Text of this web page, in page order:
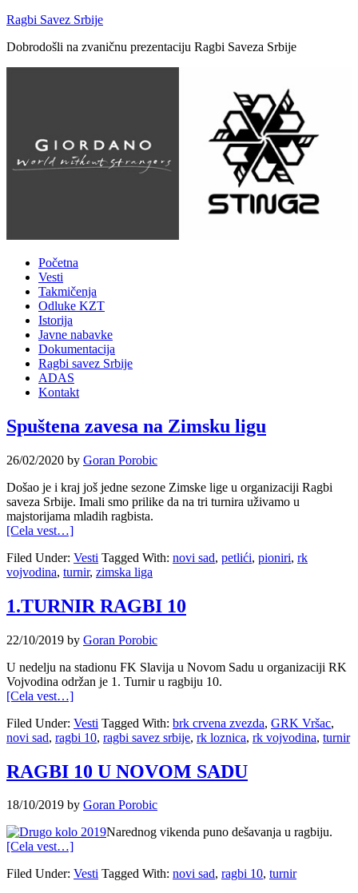
Ragbi Savez Srbije
Dobrodošli na zvaničnu prezentaciju Ragbi Saveza Srbije
Početna
Vesti
Takmičenja
Odluke KZT
Istorija
Javne nabavke
Dokumentacija
Ragbi savez Srbije
ADAS
Kontakt
Spuštena zavesa na Zimsku ligu
26/02/2020 by Goran Porobic
Došao je i kraj još jedne sezone Zimske lige u organizaciji Ragbi
saveza Srbije. Imali smo prilike da na tri turnira uživamo u
majstorijama mladih ragbista.
[Cela vest…]
Filed Under: Vesti Tagged With: novi sad, petlići, pioniri, rk
vojvodina, turnir, zimska liga
1.TURNIR RAGBI 10
22/10/2019 by Goran Porobic
U nedelju na stadionu FK Slavija u Novom Sadu u organizaciji RK
Vojvodina održan je 1. Turnir u ragbiju 10.
[Cela vest…]
Filed Under: Vesti Tagged With: brk crvena zvezda, GRK Vršac,
novi sad, ragbi 10, ragbi savez srbije, rk loznica, rk vojvodina, turnir
RAGBI 10 U NOVOM SADU
18/10/2019 by Goran Porobic
Narednog vikenda puno dešavanja u ragbiju.
[Cela vest…]
Filed Under: Vesti Tagged With: novi sad, ragbi 10, turnir